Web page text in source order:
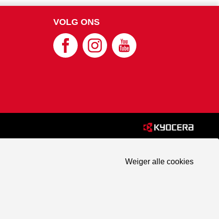
VOLG ONS
Weiger alle cookies